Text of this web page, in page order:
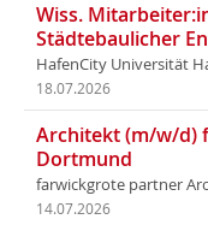
Wiss.
Städtebaulicher
HafenCity Universität
18.07.2026
Architekt (m/w/d)
Dortmund
farwickgrote partner
14.07.2026